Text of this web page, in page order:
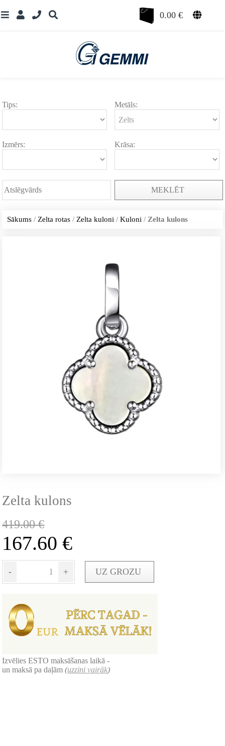
0.00€
Tips: Metāls:
Izmērs: Krāsa:
MEKLĒT
Sākums / Zelta rotas / Zelta kuloni /Kuloni / Zelta kulons
Zelta kulons
419.00€
167.60€
- + UZ GROZU
Izvēlies ESTO maksāšanas laikā -
un maksā pa daļām(uzzini vairāk)